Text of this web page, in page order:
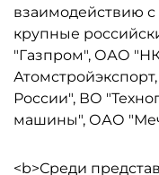
взаимодействию
крупные
"Газпром", ОАО
России", ВО
машины", ОАО
<b>Среди